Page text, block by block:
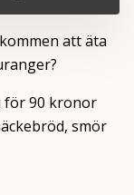
att äta
för 90 kronor
smör